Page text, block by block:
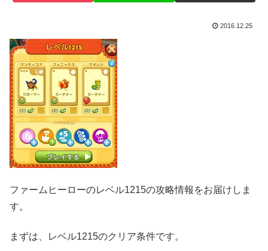
2016.12.25
ファームヒーローのレベル1215の攻略情報をお届けしま
す。
まずは、レベル1215のクリア条件です。